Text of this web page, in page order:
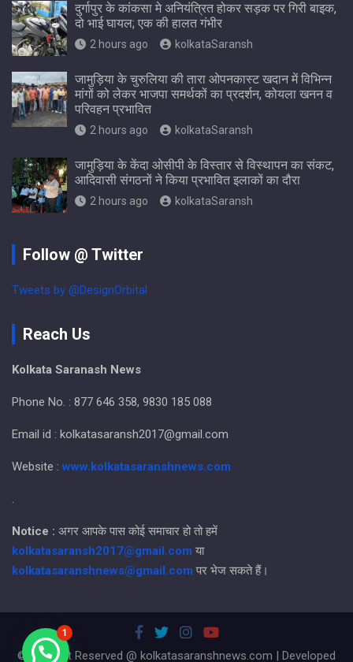
दुर्गापुर के कांकसा मे अनियंत्रित होकर सड़क पर गिरी बाइक,
दो भाई घायल; एक की हालत गंभीर
2 hours ago kolkataSaransh
जामुड़िया के चुरुलिया की तारा ओपनकास्ट खदान में विभिन्न
मांगों को लेकर भाजपा समर्थकों का प्रदर्शन, कोयला खनन व
परिवहन प्रभावित
2 hours ago kolkataSaransh
जामुड़िया के केंदा ओसीपी के विस्तार से विस्थापन का संकट,
आदिवासी संगठनों ने किया प्रभावित इलाकों का दौरा
2 hours ago kolkataSaransh
Follow @ Twitter
Tweets by @DesignOrbital
Reach Us
Kolkata Saranash News
Phone No. : 877 646 358, 9830 185 088
Email id : kolkatasaransh2017@gmail.com
Website : www.kolkatasaranshnews.com
.
Notice : अगर आपके पास कोई समाचार हो तो हमें
kolkatasaransh2017@gmail.com या
kolkatasaranshnews@gmail.com पर भेज सकते हैं।
© All Right Reserved @ kolkatasaranshnews.com | Developed
1